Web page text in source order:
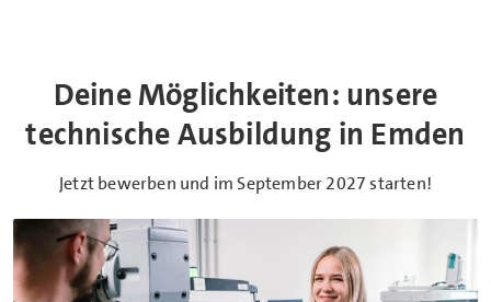
Deine Möglichkeiten: unsere
technische Ausbildung in Emden
Jetzt bewerben und im September 2027 starten!